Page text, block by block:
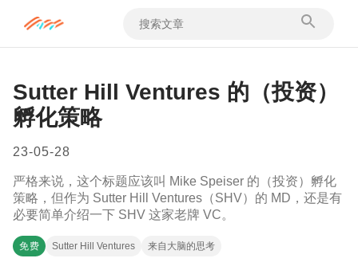
Sutter Hill Ventures 的（投资）
孵化策略
23-05-28
严格来说，这个标题应该叫 Mike Speiser 的（投资）孵化
策略，但作为 Sutter Hill Ventures（SHV）的 MD，还是有
必要简单介绍一下 SHV 这家老牌 VC。
免费 Sutter Hill Ventures 来自大脑的思考